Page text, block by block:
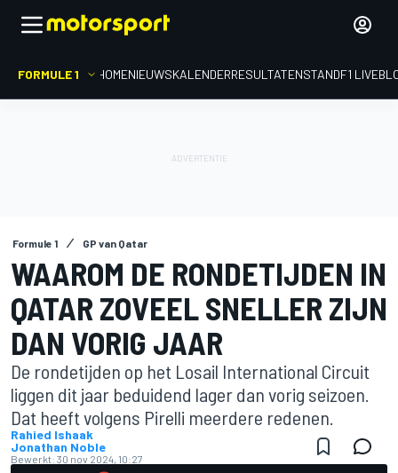
FORMULE 1 HOMENIEUWSKALENDERRESULTATENSTANDF1
Formule 1 GP van Qatar
WAAROM DE RONDETIJDEN IN
QATAR ZOVEEL SNELLER ZIJN
DAN VORIG JAAR
De rondetijden op het Losail International Circuit
liggen dit jaar beduidend lager dan vorig seizoen.
Dat heeft volgens Pirelli meerdere redenen.
Rahied Ishaak
Jonathan Noble
Bewerkt: 30 nov 2024, 10:27